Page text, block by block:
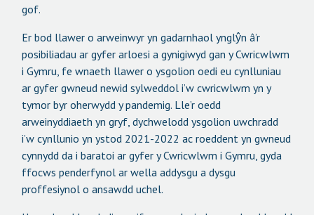
gof.
Er bod llawer o arweinwyr yn gadarnhaol ynglŷn â’r
posibiliadau ar gyfer arloesi a gynigiwyd gan y Cwricwlwm
i Gymru, fe wnaeth llawer o ysgolion oedi eu cynlluniau
ar gyfer gwneud newid sylweddol i’w cwricwlwm yn y
tymor byr oherwydd y pandemig. Lle’r oedd
arweinyddiaeth yn gryf, dychwelodd ysgolion uwchradd
i’w cynllunio yn ystod 2021-2022 ac roeddent yn gwneud
cynnydd da i baratoi ar gyfer y Cwricwlwm i Gymru, gyda
ffocws penderfynol ar wella addysgu a dysgu
proffesiynol o ansawdd uchel.